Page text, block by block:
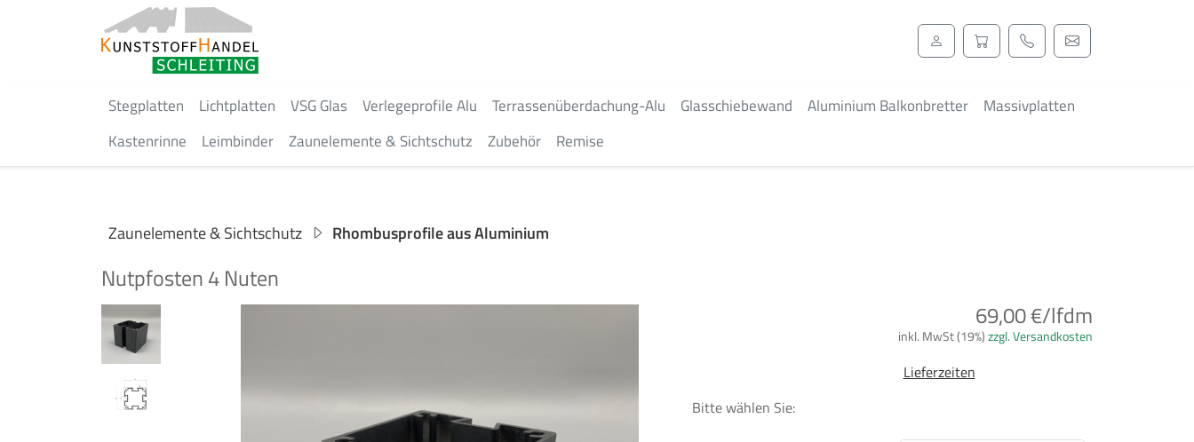
Stegplatten Lichtplatten VSG Glas Verlegeprofile Alu Terrassenüberdachung-Alu Glasschiebewand Aluminium Balkonbretter
Massivplatten
Kastenrinne
Leimbinder Zaunelemente & Sichtschutz Zubehör Remise
Zaunelemente & Sichtschutz Rhombusprofile aus Aluminium
Nutpfosten 4 Nuten
69,00 €/lfdm
inkl. MwSt (19%)zzgl. Versandkosten
Lieferzeiten
Bitte wählen Sie: